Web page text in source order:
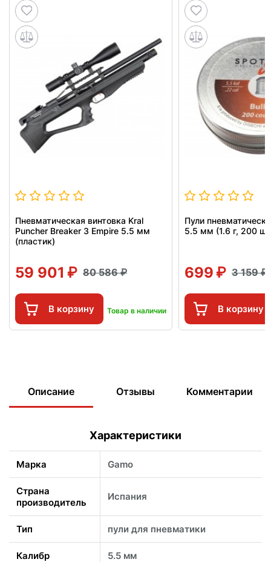
Пневматическая винтовка Kral
Puncher Breaker 3 Empire 5.5 мм
(пластик)
59 901 80 586
В корзину Товар в наличии
Пули
5.5 мм (1.6 г, 200
699 3 159
В корзину
Описание Отзывы Комментарии
Характеристики
Марка Gamo
Страна
производитель
Испания
Тип пули для пневматики
Калибр 5.5 мм